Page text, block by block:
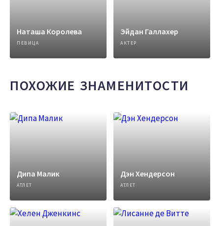
Наташа Королева
ПЕВИЦА
Эйдан Галлахер
АКТЕР
ПОХОЖИЕ ЗНАМЕНИТОСТИ
Дипа Малик
АТЛЕТ
Дэн Хендерсон
АТЛЕТ